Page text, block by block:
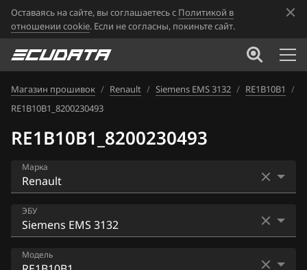
Оставаясь на сайте, вы соглашаетесь с Политикой в
отношении cookie. Если не согласны, покиньте сайт.
Магазин прошивок / Renault / Siemens EMS 3132 / RE1B10B1 /
RE1B10B1_8200230493
RE1B10B1_8200230493
Марка
Acura
Alfa Romeo
ATLAS
ЭБУ
Bosch EDC16CP33
Модель